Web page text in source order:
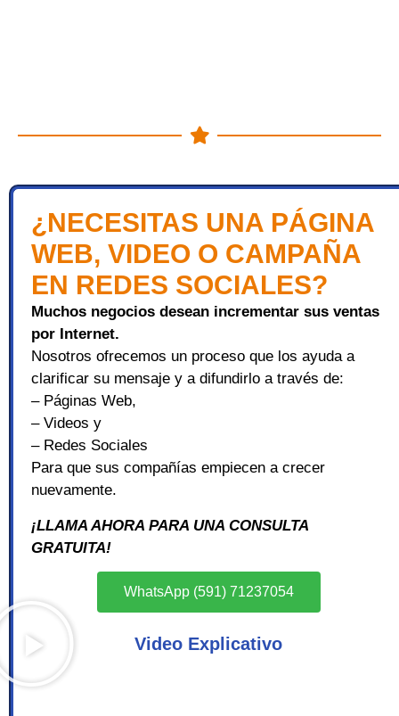
¿NECESITAS UNA PÁGINA
WEB, VIDEO O CAMPAÑA
EN REDES SOCIALES?
Muchos negocios desean incrementar sus ventas
por Internet.
Nosotros ofrecemos un proceso que los ayuda a
clarificar su mensaje y a difundirlo a través de:
– Páginas Web,
– Videos y
– Redes Sociales
Para que sus compañías empiecen a crecer
nuevamente.
¡LLAMA AHORA PARA UNA CONSULTA
GRATUITA!
WhatsApp (591) 71237054
Video Explicativo